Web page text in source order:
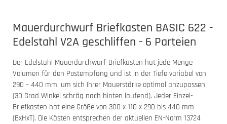
Mauerdurchwurf Briefkasten BASIC 622 -
Edelstahl V2A geschliffen - 6 Parteien
Der Edelstahl Mauerdurchwurf-Briefkasten hat jede Menge
Volumen für den Postempfang und ist in der Tiefe variabel von
290 – 440 mm, um sich Ihrer Mauerstärke optimal anzupassen
(30 Grad Winkel schräg nach hinten laufend). Jeder Einzel-
Briefkasten hat eine Größe von 300 x 110 x 290 bis 440 mm
(BxHxT). Die Kästen entsprechen der aktuellen EN-Norm 13724